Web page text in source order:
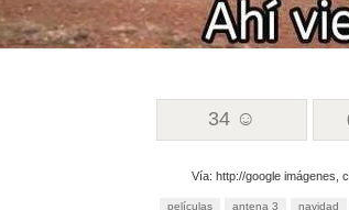
34 ☺
Vía: http://google imágenes,
películas antena 3 navidad